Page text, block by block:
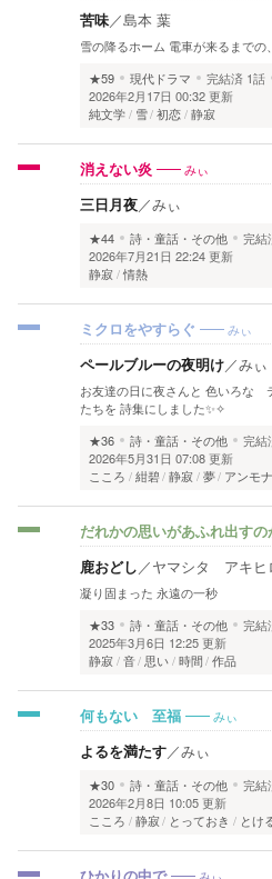
苦味／島本 葉
雪の降るホーム 電車が来るまでの
★59
現代ドラマ 完結済 1話
2026年2月17日 00:32 更新
純文学
雪 初恋 静寂
消えない炎 みぃ
三日月夜／みぃ
★44 詩・童話・その他 完結
2026年7月21日 22:24 更新
静寂 情熱
ミクロをやすらぐ みぃ
ペールブルーの夜明け／みぃ
お友達の日に夜さんと 色いろ
たちを 詩集にしました✨✧
★36
詩・童話・その他 完結
2026年5月31日 07:08 更新
こころ
紺碧 静寂 夢 アンモ
だれかの思いがあふれ出すの
鹿おどし／ヤマシタ アキヒ
凝り固まった 永遠の一秒
★33
詩・童話・その他 完結
2025年3月6日 12:25 更新
静寂
音 思い 時間 作品
何もない 至福 みぃ
よるを満たす／みぃ
★30 詩・童話・その他 完結
2026年2月8日 10:05 更新
こころ
静寂 とっておき とけ